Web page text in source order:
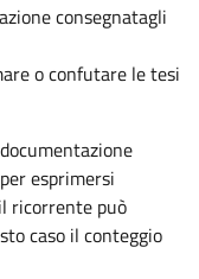
consegnatagli
o confutare le tesi
esprimersi
ricorrente può
caso il conteggio